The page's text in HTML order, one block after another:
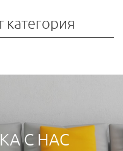
С НАС